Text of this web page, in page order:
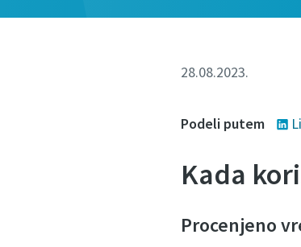
28.08.2023.
Podeli putem
Kada
Procenjeno